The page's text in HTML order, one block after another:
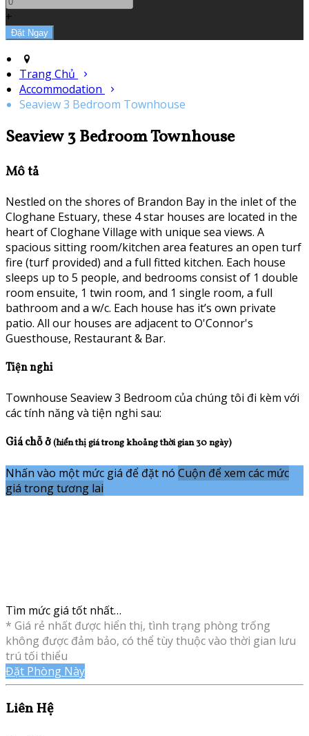
+
Trang Chủ
Accommodation
Seaview 3 Bedroom Townhouse
Seaview 3 Bedroom Townhouse
Mô tả
Nestled on the shores of Brandon Bay in the inlet of the
Cloghane Estuary, these 4 star houses are located in the
heart of Cloghane Village with unique sea views. A
spacious sitting room/kitchen area features an open turf
fire (turf provided) and a full fitted kitchen. Each house
sleeps up to 5 people, and bedrooms consist of 1 double
room ensuite, 1 twin room, and 1 single room, a full
bathroom and a w/c. Each house has it’s own private
patio. All our houses are adjacent to O'Connor's
Guesthouse, Restaurant & Bar.
Tiện nghi
Townhouse Seaview 3 Bedroom của chúng tôi đi kèm với
các tính năng và tiện nghi sau:
Giá chỗ ở(hiển thị giá trong khoảng thời gian 30 ngày)
Nhấn vào một mức giá để đặt nó Cuộn để xem các mức
giá trong tương lai
Tìm mức giá tốt nhất…
* Giá rẻ nhất được hiển thị, tình trạng phòng trống
không được đảm bảo, có thể tùy thuộc vào thời gian lưu
trú tối thiểu
Đặt Phòng Này
Liên Hệ